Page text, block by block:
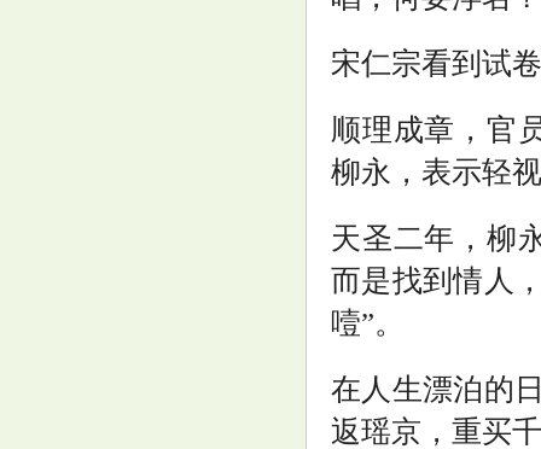
宋仁宗看到试
顺理成章，官
柳永，表示轻
天圣二年，柳
而是找到情人
噎”。
在人生漂泊的
返瑶京，重买